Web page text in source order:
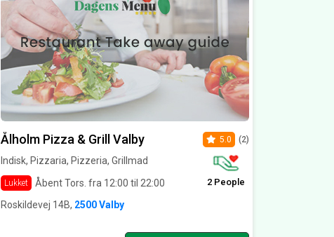
Ålholm Pizza & Grill Valby
Indisk, Pizzaria, Pizzeria, Grillmad
Lukket Åbent Tors. fra 12:00 til 22:00
5.0 (2)
2 People
Roskildevej 14B, 2500 Valby